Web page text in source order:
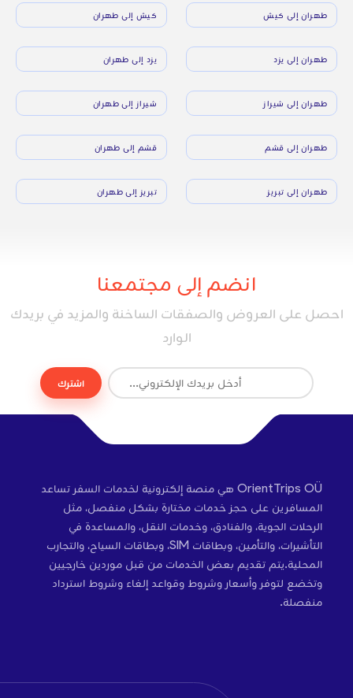
طهران إلى كيش كيش إلى طهران
طهران إلى يزد يزد إلى طهران
طهران إلى شيراز شيراز إلى طهران
طهران إلى قشم قشم إلى طهران
طهران إلى تبريز تبريز إلى طهران
انضم إلى مجتمعنا
احصل على العروض والصفقات الساخنة والمزيد في بريدك
الوارد
اشترك
OrientTrips OÜ هي منصة إلكترونية لخدمات السفر تساعد
المسافرين على حجز خدمات مختارة بشكل منفصل، مثل
الرحلات الجوية، والفنادق، وخدمات النقل، والمساعدة في
التأشيرات، والتأمين، وبطاقات SIM، وبطاقات السياح، والتجارب
المحلية.يتم تقديم بعض الخدمات من قبل موردين خارجيين
وتخضع لتوفر وأسعار وشروط وقواعد إلغاء وشروط استرداد
منفصلة.